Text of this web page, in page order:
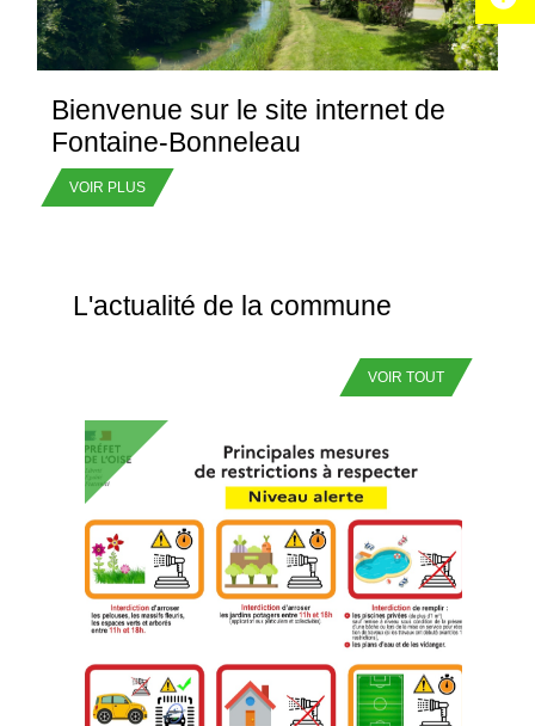
Bienvenue sur le site internet de
Fontaine-Bonneleau
VOIR PLUS
L'actualité de la commune
VOIR TOUT